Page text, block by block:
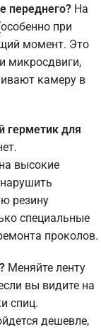
переднего? На
при
момент. Это
камеру в
герметик для
высокие
резину
специальные
проколов.
Меняйте ленту
вы видите на
спиц.
дешевле,